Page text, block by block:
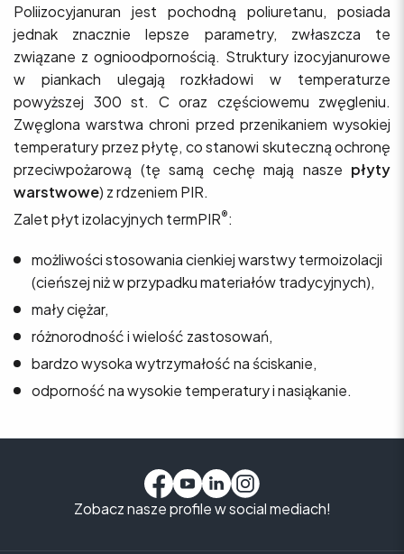
Poliizocyjanuran jest pochodną poliuretanu, posiada
jednak znacznie lepsze parametry, zwłaszcza te
związane z ognioodpornością. Struktury izocyjanurowe
w piankach ulegają rozkładowi w temperaturze
powyższej 300 st. C oraz częściowemu zwęgleniu.
Zwęglona warstwa chroni przed przenikaniem wysokiej
temperatury przez płytę, co stanowi skuteczną ochronę
przeciwpożarową (tę samą cechę mają nasze płyty
warstwowe) z rdzeniem PIR.
Zalet płyt izolacyjnych termPIR®:
możliwości stosowania cienkiej warstwy termoizolacji
(cieńszej niż w przypadku materiałów tradycyjnych),
mały ciężar,
różnorodność i wielość zastosowań,
bardzo wysoka wytrzymałość na ściskanie,
odporność na wysokie temperatury i nasiąkanie.
Zobacz nasze profile w social mediach!